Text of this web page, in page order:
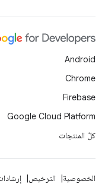
Android
Chrome
Firebase
Google Cloud Platform
كلّ المنتجات
الخصوصية الترخيص